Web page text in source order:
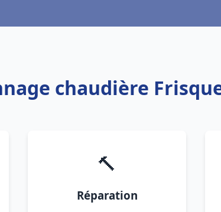
chaudière
🔨
Réparation